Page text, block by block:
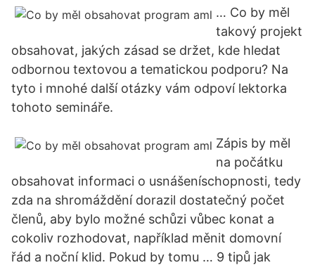
… Co by měl
takový projekt
obsahovat, jakých zásad se držet, kde hledat
odbornou textovou a tematickou podporu? Na
tyto i mnohé další otázky vám odpoví lektorka
tohoto semináře.
Zápis by měl
na počátku
obsahovat informaci o usnášeníschopnosti, tedy
zda na shromáždění dorazil dostatečný počet
členů, aby bylo možné schůzi vůbec konat a
cokoliv rozhodovat, například měnit domovní
řád a noční klid. Pokud by tomu … 9 tipů jak